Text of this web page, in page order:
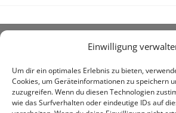
Einwilligung
Um dir ein optimales Erlebnis zu bieten,
Cookies, um Geräteinformationen zu speichern
zuzugreifen. Wenn du diesen Technologien
wie das Surfverhalten oder eindeutige IDs auf